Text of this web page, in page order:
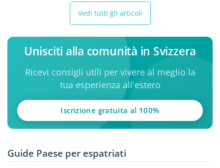
Vedi tutti gli articoli
Unisciti alla comunità in Svizzera
Ricevi consigli utili per vivere al meglio la
tua esperienza all'estero
Iscrizione gratuita al 100%
Guide Paese per espatriati